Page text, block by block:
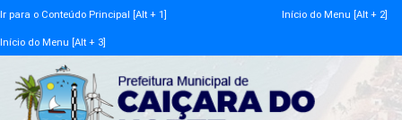
Ir para o Conteúdo Principal [Alt + 1] Início do Menu [Alt + 2]
Início do Menu [Alt + 3]